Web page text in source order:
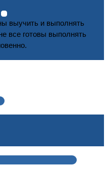
выучить и выполнять
все готовы выполнять